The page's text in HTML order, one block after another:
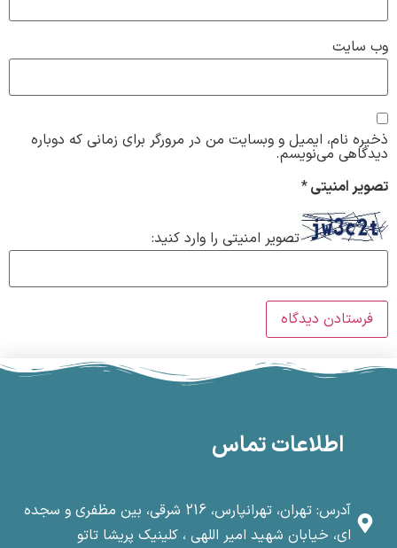
وب‌ سایت
ذخیره نام، ایمیل و وبسایت من در مرورگر برای زمانی که دوباره
دیدگاهی می‌نویسم.
تصویر امنیتی*
تصویر امنیتی را وارد کنید:
اطلاعات تماس
آدرس: تهران، تهرانپارس، 216 شرقی، بین مظفری و سجده
ای، خیابان شهید امیر اللهی ، کلینیک پریشا تاتو